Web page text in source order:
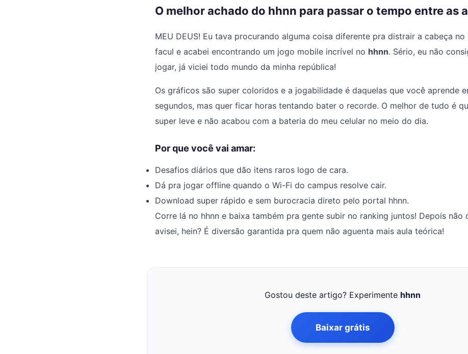
O melhor achado do hhnn para passar o tempo entre as
MEU DEUS! Eu tava procurando alguma coisa diferente pra distrair a cabeça
facul e acabei encontrando um jogo mobile incrível no hhnn. Sério, eu não
jogar, já viciei todo mundo da minha república!
Os gráficos são super coloridos e a jogabilidade é daquelas que você aprende
segundos, mas quer ficar horas tentando bater o recorde. O melhor de tudo é
super leve e não acabou com a bateria do meu celular no meio do dia.
Por que você vai amar:
Desafios diários que dão itens raros logo de cara.
Dá pra jogar offline quando o Wi-Fi do campus resolve cair.
Download super rápido e sem burocracia direto pelo portal hhnn.
Corre lá no hhnn e baixa também pra gente subir no ranking juntos! Depois não
avisei, hein? É diversão garantida pra quem não aguenta mais aula teórica!
Gostou deste artigo? Experimente hhnn
Baixar grátis